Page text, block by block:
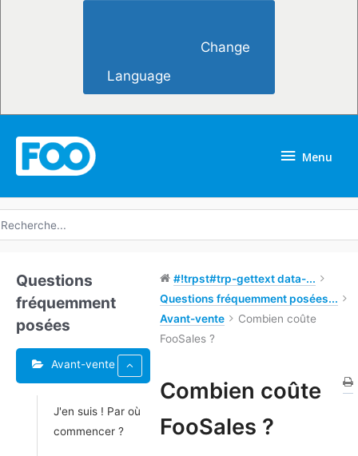
Language
Menu
Questions
fréquemment
posées
Avant-vente
J'en suis ! Par où
commencer ?
#!trpst#trp-gettext data-...
Questions fréquemment posées...
Avant-vente
Combien coûte
FooSales ?
Combien coûte
FooSales ?
navigation